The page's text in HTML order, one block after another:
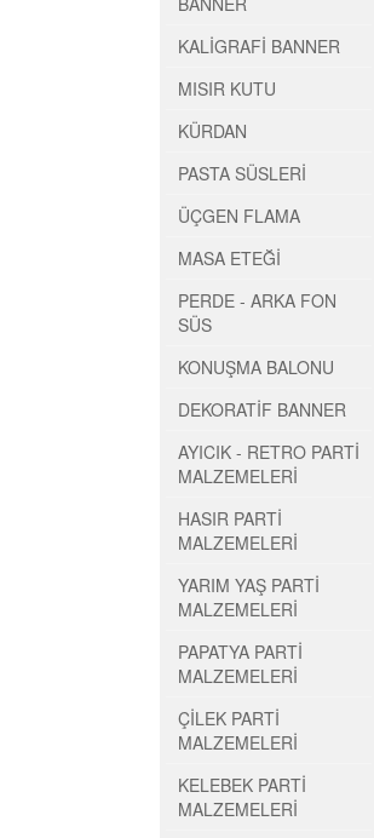
KALİGRAFİ BANNER
MISIR KUTU
KÜRDAN
PASTA SÜSLERİ
ÜÇGEN FLAMA
MASA ETEĞİ
PERDE - ARKA FON
SÜS
KONUŞMA BALONU
DEKORATİF BANNER
AYICIK - RETRO PARTİ
MALZEMELERİ
HASIR PARTİ
MALZEMELERİ
YARIM YAŞ PARTİ
MALZEMELERİ
PAPATYA PARTİ
MALZEMELERİ
ÇİLEK PARTİ
MALZEMELERİ
KELEBEK PARTİ
MALZEMELERİ